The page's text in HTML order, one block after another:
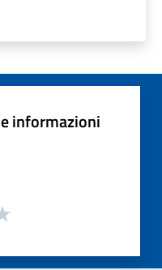
informazioni